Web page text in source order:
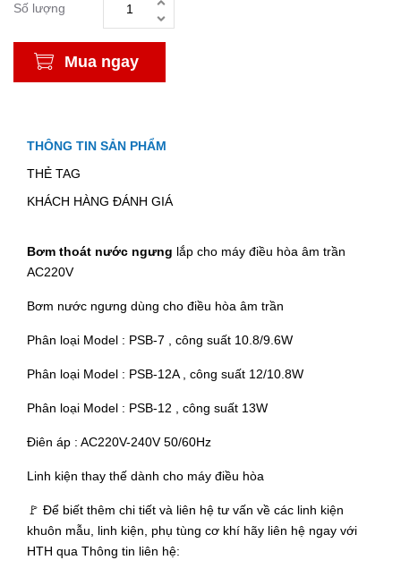
Số lượng
Mua ngay
THÔNG TIN SẢN PHẨM
THẺ TAG
KHÁCH HÀNG ĐÁNH GIÁ
Bơm thoát nước ngưng lắp cho máy điều hòa âm trần
AC220V
Bơm nước ngưng dùng cho điều hòa âm trần
Phân loại Model : PSB-7 , công suất 10.8/9.6W
Phân loại Model : PSB-12A , công suất 12/10.8W
Phân loại Model : PSB-12 , công suất 13W
Điên áp : AC220V-240V 50/60Hz
Linh kiện thay thế dành cho máy điều hòa
🚩 Để biết thêm chi tiết và liên hệ tư vấn về các linh kiện
khuôn mẫu, linh kiện, phụ tùng cơ khí hãy liên hệ ngay với
HTH qua Thông tin liên hệ: